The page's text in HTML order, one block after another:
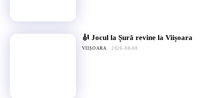
🎻 Jocul la Șură revine la Viișoara
VIIȘOARA 2026-08-08